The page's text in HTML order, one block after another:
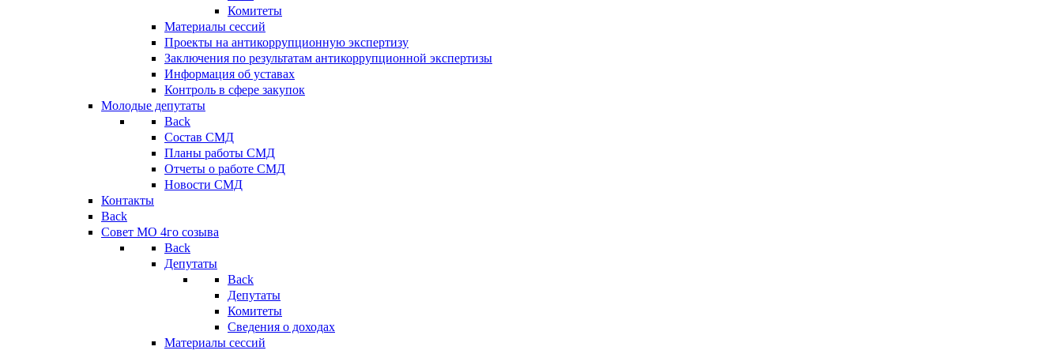
Комитеты
Материалы сессий
Проекты на антикоррупционную экспертизу
Заключения по результатам антикоррупционной экспертизы
Информация об уставах
Контроль в сфере закупок
Молодые депутаты
Back
Состав СМД
Планы работы СМД
Отчеты о работе СМД
Новости СМД
Контакты
Back
Совет МО 4го созыва
Back
Депутаты
Back
Депутаты
Комитеты
Сведения о доходах
Материалы сессий